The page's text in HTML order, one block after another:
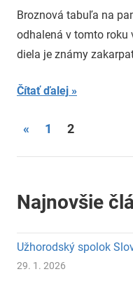
Broznová tabuľa na
odhalená v tomto roku
diela je známy
Čítať ďalej
Stránkovanie
príspevkov
« Previous
1 2
Najnovšie
Užhorodský spolok
29. 1. 2026